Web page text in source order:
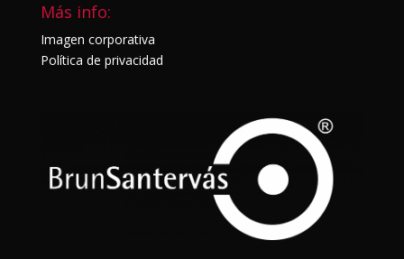
Más info:
Imagen corporativa
Política de privacidad